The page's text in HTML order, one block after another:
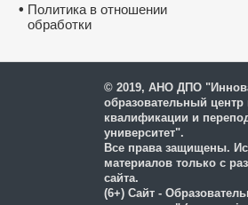
• Политика в отношении
обработки
© 2019, АНО ДПО
образовательный
квалификации и
университет".
Все права защищены.
материалов только с
сайта.
(6+) Сайт -